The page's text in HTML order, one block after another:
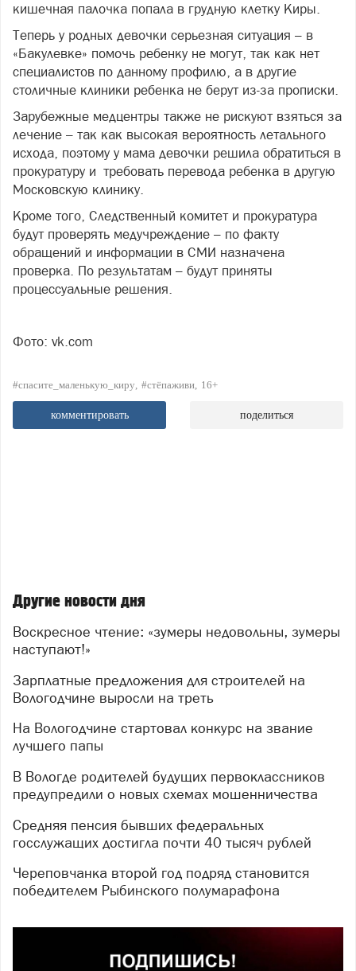
кишечная палочка попала в грудную клетку Киры.
Теперь у родных девочки серьезная ситуация – в
«Бакулевке» помочь ребенку не могут, так как нет
специалистов по данному профилю, а в другие
столичные клиники ребенка не берут из-за прописки.
Зарубежные медцентры также не рискуют взяться за
лечение – так как высокая вероятность летального
исхода, поэтому у мама девочки решила обратиться в
прокуратуру и требовать перевода ребенка в другую
Московскую клинику.
Кроме того, Следственный комитет и прокуратура
будут проверять медучреждение – по факту
обращений и информации в СМИ назначена
проверка. По результатам – будут приняты
процессуальные решения.
Фото: vk.com
#спасите_маленькую_киру #стёпаживи 16+
комментировать поделиться
Другие новости дня
Воскресное чтение: «зумеры недовольны, зумеры
наступают!»
Зарплатные предложения для строителей на
Вологодчине выросли на треть
На Вологодчине стартовал конкурс на звание
лучшего папы
В Вологде родителей будущих первоклассников
предупредили о новых схемах мошенничества
Средняя пенсия бывших федеральных
госслужащих достигла почти 40 тысяч рублей
Череповчанка второй год подряд становится
победителем Рыбинского полумарафона